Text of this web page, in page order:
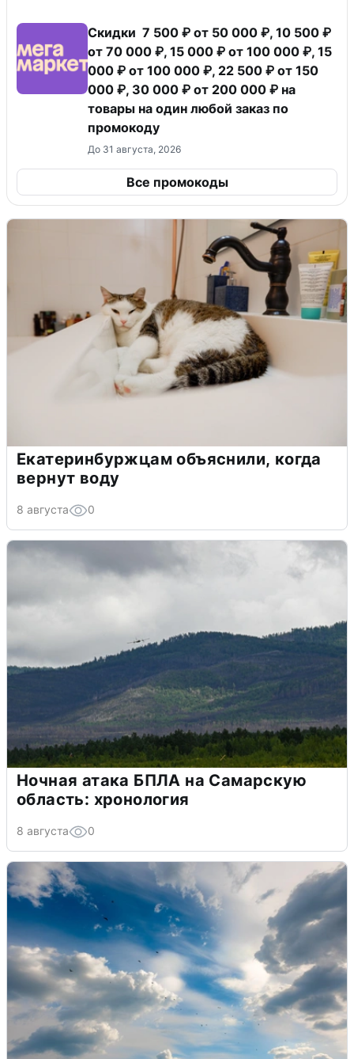
Скидки 7 500 ₽ от 50 000 ₽, 10 500 ₽
от 70 000 ₽, 15 000 ₽ от 100 000 ₽, 15
000 ₽ от 100 000 ₽, 22 500 ₽ от 150
000 ₽, 30 000 ₽ от 200 000 ₽ на
товары на один любой заказ по
промокоду
До 31 августа, 2026
Все промокоды
Екатеринбуржцам объяснили, когда
вернут воду
8 августа 0
Ночная атака БПЛА на Самарскую
область: хронология
8 августа 0